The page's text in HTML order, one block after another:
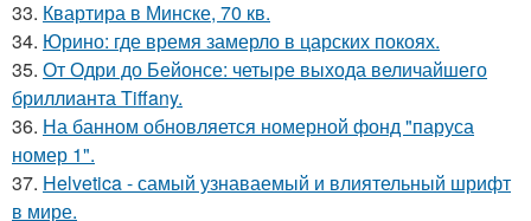
33. Квартира в Минске, 70 кв.
34. Юрино: где время замерло в царских покоях.
35. От Одри до Бейонсе: четыре выхода величайшего
бриллианта Tiffany.
36. На банном обновляется номерной фонд "паруса
номер 1".
37. Helvetica - самый узнаваемый и влиятельный шрифт
в мире.